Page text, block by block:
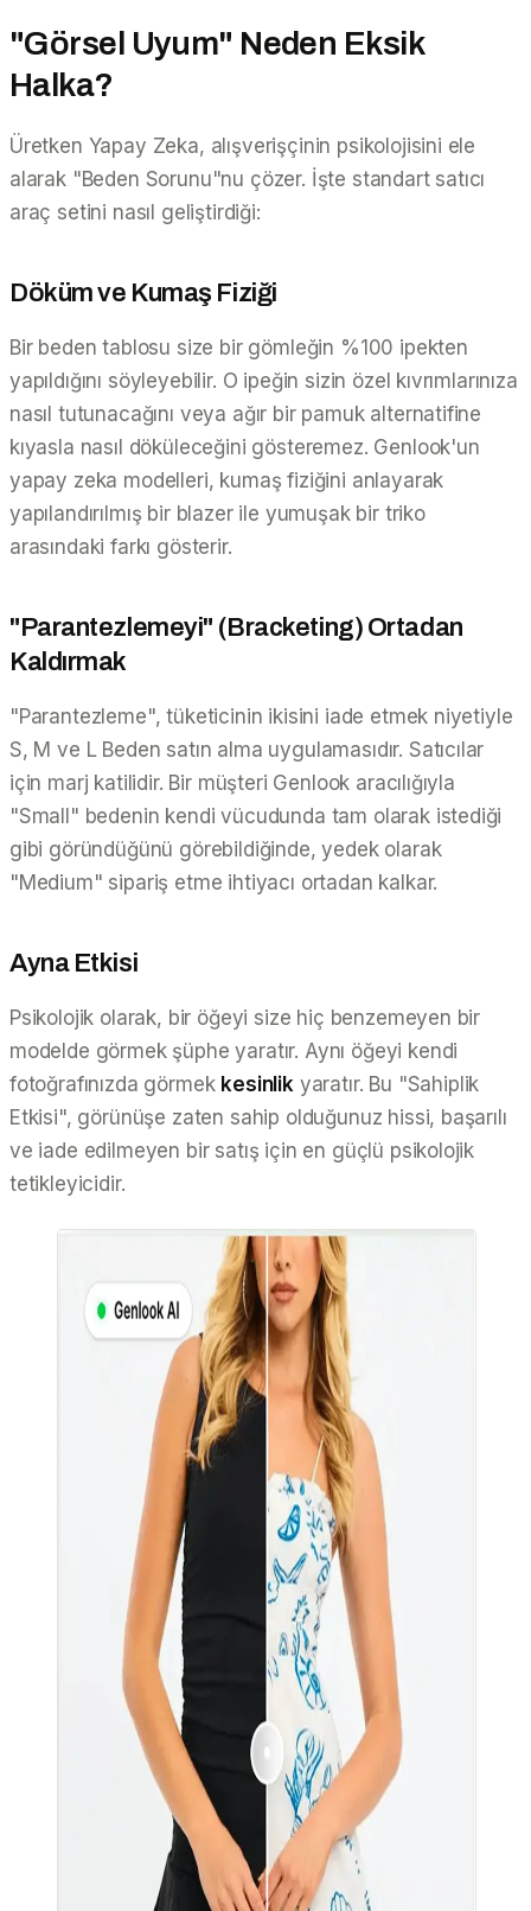
"Görsel Uyum" Neden Eksik
Halka?
Üretken Yapay Zeka, alışverişçinin psikolojisini ele
alarak "Beden Sorunu"nu çözer. İşte standart satıcı
araç setini nasıl geliştirdiği:
Döküm ve Kumaş Fiziği
Bir beden tablosu size bir gömleğin %100 ipekten
yapıldığını söyleyebilir. O ipeğin sizin özel kıvrımlarınıza
nasıl tutunacağını veya ağır bir pamuk alternatifine
kıyasla nasıl döküleceğini gösteremez. Genlook'un
yapay zeka modelleri, kumaş fiziğini anlayarak
yapılandırılmış bir blazer ile yumuşak bir triko
arasındaki farkı gösterir.
"Parantezlemeyi" (Bracketing) Ortadan
Kaldırmak
"Parantezleme", tüketicinin ikisini iade etmek niyetiyle
S, M ve L Beden satın alma uygulamasıdır. Satıcılar
için marj katilidir. Bir müşteri Genlook aracılığıyla
"Small" bedenin kendi vücudunda tam olarak istediği
gibi göründüğünü görebildiğinde, yedek olarak
"Medium" sipariş etme ihtiyacı ortadan kalkar.
Ayna Etkisi
Psikolojik olarak, bir öğeyi size hiç benzemeyen bir
modelde görmek şüphe yaratır. Aynı öğeyi kendi
fotoğrafınızda görmek kesinlik yaratır. Bu "Sahiplik
Etkisi", görünüşe zaten sahip olduğunuz hissi, başarılı
ve iade edilmeyen bir satış için en güçlü psikolojik
tetikleyicidir.